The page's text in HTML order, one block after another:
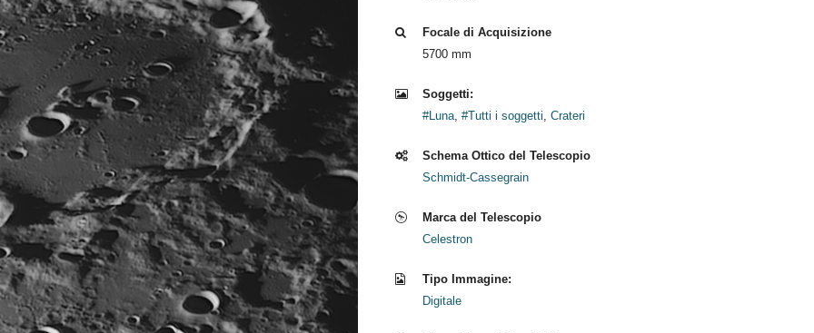
Focale di Acquisizione
5700 mm
Soggetti:
#Luna, #Tutti i soggetti, Crateri
Schema Ottico del Telescopio
Schmidt-Cassegrain
Marca del Telescopio
Celestron
Tipo Immagine:
Digitale